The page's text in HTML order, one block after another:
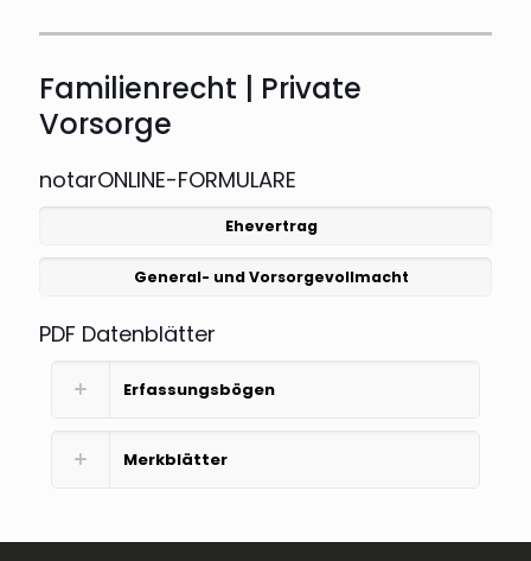
Familienrecht | Private
Vorsorge
notarONLINE-FORMULARE
Ehevertrag
General- und Vorsorgevollmacht
PDF Datenblätter
Erfassungsbögen
Merkblätter